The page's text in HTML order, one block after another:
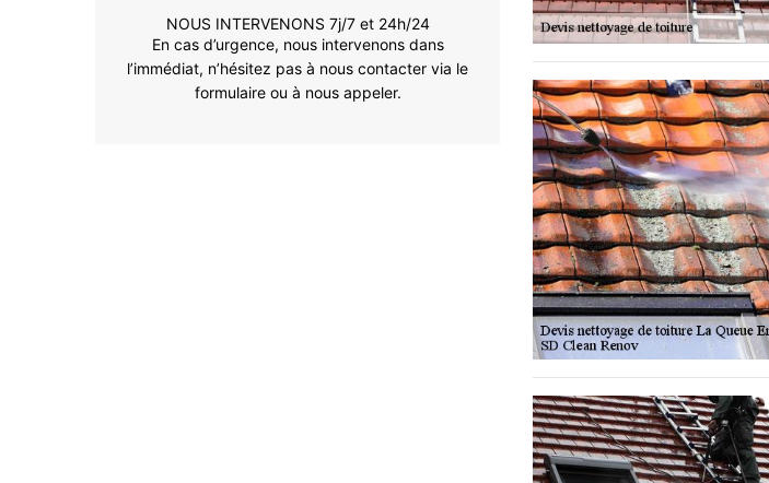
NOUS INTERVENONS 7j/7 et 24h/24
En cas d’urgence, nous intervenons dans
l’immédiat, n’hésitez pas à nous contacter via le
formulaire ou à nous appeler.